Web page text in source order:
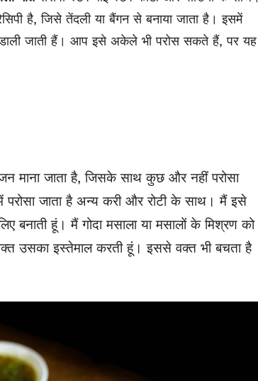
है, जिसे तेंदली या बैंगन से बनाया जाता है। इसमें
जाती हैं। आप इसे अकेले भी परोस सकते हैं, पर यह
माना जाता है, जिसके साथ कुछ और नहीं परोसा
जाता है अन्य करी और रोटी के साथ। मैं इसे
बनाती हूं। मैं गोदा मसाला या मसालों के मिश्रण को
उसका इस्तेमाल करती हूं। इससे वक्त भी बचता है